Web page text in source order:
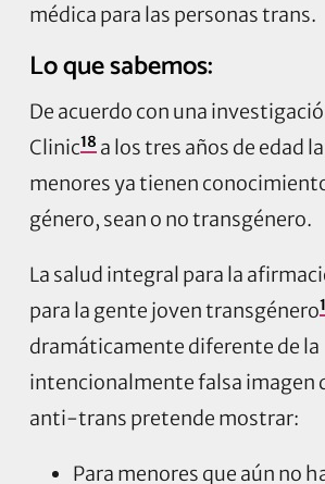
médica para las personas trans.
Lo que sabemos:
De acuerdo con una
Clinic18a los tres años de edad
menores ya tienen
género, sean o no transgénero.
La salud integral para la
para la gente joven transgénero
dramáticamente diferente de la
intencionalmente falsa imagen
anti-trans pretende mostrar:
Para menores que aún no